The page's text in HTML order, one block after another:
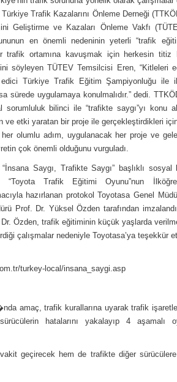
Türkiye Trafik Kazalarını Önleme Derneği
Geliştirme ve Kazaları Önleme Vakfı
en önemli nedeninin yeterli “trafik
trafik ortamına kavuşmak için herkesin
söyleyen TÜTEV Temsilcisi Eren, “Kitleleri
Türkiye Trafik Eğitim Şampiyonluğu ile
sürede uygulamaya konulmalıdır.” dedi.
sorumluluk bilinci ile “trafikte saygı”yı konu
ve etki yaratan bir proje ile gerçekleştirdikleri
her olumlu adım, uygulanacak her proje ve
çok önemli olduğunu vurguladı.
“İnsana Saygı, Trafikte Saygı” başlıklı sosyal
“Toyota Trafik Eğitimi Oyunu”nun
hazırlanan protokol Toyotasa Genel
Prof. Dr. Yüksel Özden tarafından
Özden, trafik eğitiminin küçük yaşlarda
çalışmalar nedeniyle Toyotasa’ya teşekkür
turkey-local/insana_saygi.asp
amaç, trafik kurallarına uyarak trafik
hatalarını yakalayıp 4 aşamalı
geçirecek hem de trafikte diğer sürücülere